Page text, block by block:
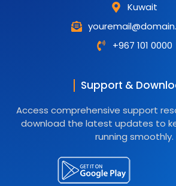
Kuwait
+967 101 0000
Support &
Access comprehensive support
download the latest updates to
running smoothly.